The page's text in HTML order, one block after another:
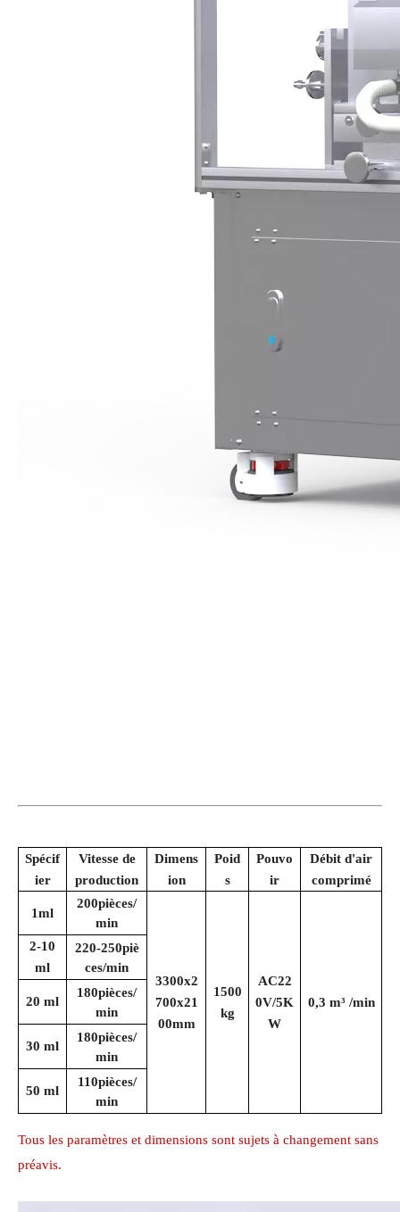
Spécif
ier
Vitesse de
production
Dimens
ion
Poid
s
Pouvo
ir
Débit d'air
comprimé
1ml
200pièces/
min
3300x2
700x21
00mm
1500
kg
AC22
0V/5K
W
0,3 m³ /min
2-10
ml
220-250piè
ces/min
20 ml
180pièces/
min
30 ml
180pièces/
min
50 ml
110pièces/
min
Tous les paramètres et dimensions sont sujets à changement sans
préavis.